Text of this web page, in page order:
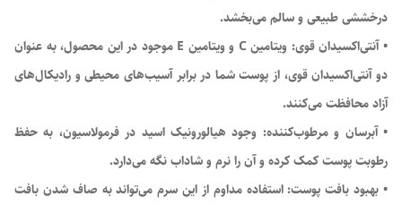
درخششی طبیعی و سالم می‌بخشد.
• آنتی‌اکسیدان قوی: ویتامین C و ویتامین E موجود در این محصول، به عنوان
دو آنتی‌اکسیدان قوی، از پوست شما در برابر آسیب‌های محیطی و رادیکال‌های
آزاد محافظت می‌کنند.
• آبرسان و مرطوب‌کننده: وجود هیالورونیک اسید در فرمولاسیون، به حفظ
رطوبت پوست کمک کرده و آن را نرم و شاداب نگه می‌دارد.
• بهبود بافت پوست: استفاده مداوم از این سرم می‌تواند به صاف شدن بافت